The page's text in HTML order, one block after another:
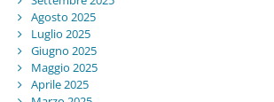
Agosto 2025
Luglio 2025
Giugno 2025
Maggio 2025
Aprile 2025